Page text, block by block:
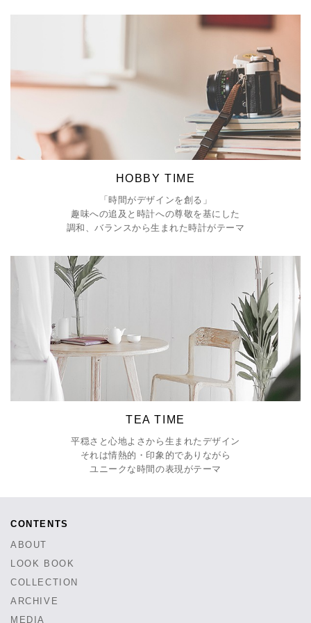
HOBBY TIME
「時間がデザインを創る」
趣味への追及と時計への尊敬を基にした
調和、バランスから生まれた時計がテーマ
TEA TIME
平穏さと心地よさから生まれたデザイン
それは情熱的・印象的でありながら
ユニークな時間の表現がテーマ
CONTENTS
ABOUT
LOOK BOOK
COLLECTION
ARCHIVE
MEDIA